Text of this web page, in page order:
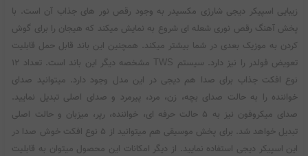
زیبایی اسپیکر دیجی شارژی مکسیدر به وجود رقص نور های جذاب آن است. با
پخش آهنگ رقص نوری شعله ای شروع به نمایش میکند که هیجان را برای گوش
کردن به موزیک بعدی در شما بیشتر میکند. همچنین این باند قابل حمل قابلیت
تعویض فولدر را نیز دارد. سیستم TWS مشخصه دیگر این باند است. تعداد ۱۲
نوع افکت جذاب برای صدا هم دیجی در این مدل وجود دارد. میتوانید صدای
خواننده را به حالت صدای بچه، زن، مرد، پیرمرد و صدای اصلی تبدیل نمایید.
صدای میکروفون نیز به ۵ حالت حرفه ای، خواننده، رپر، میزبان و حالت اصلی
تبدیل خواهد شد. برای پخش موسیقی هم میتوانید از ۵ نوع افکت خوش صدا در
این اسپیکر دیجی استفاده نمایید. از دیگر امکانات این محصول میتوان به قابلیت